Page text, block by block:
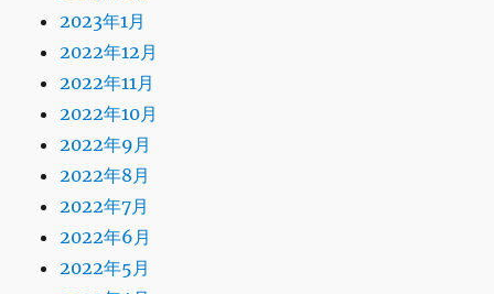
2023年1月
2022年12月
2022年11月
2022年10月
2022年9月
2022年8月
2022年7月
2022年6月
2022年5月